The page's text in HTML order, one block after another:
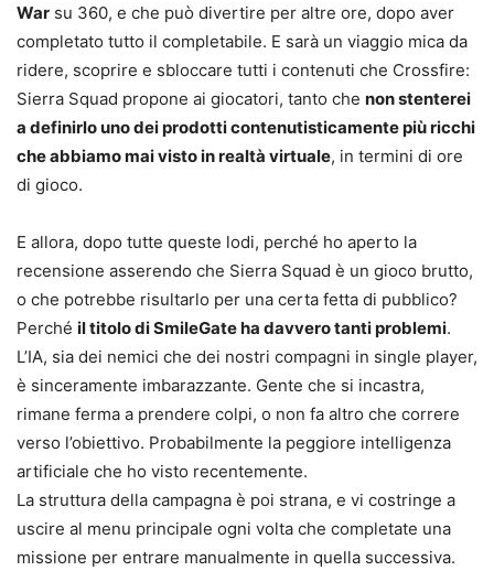
War su 360, e che può divertire per altre ore, dopo aver
completato tutto il completabile. E sarà un viaggio mica da
ridere, scoprire e sbloccare tutti i contenuti che Crossfire:
Sierra Squad propone ai giocatori, tanto che non stenterei
a definirlo uno dei prodotti contenutisticamente più ricchi
che abbiamo mai visto in realtà virtuale, in termini di ore
di gioco.
E allora, dopo tutte queste lodi, perché ho aperto la
recensione asserendo che Sierra Squad è un gioco brutto,
o che potrebbe risultarlo per una certa fetta di pubblico?
Perché il titolo di SmileGate ha davvero tanti problemi.
L’IA, sia dei nemici che dei nostri compagni in single player,
è sinceramente imbarazzante. Gente che si incastra,
rimane ferma a prendere colpi, o non fa altro che correre
verso l’obiettivo. Probabilmente la peggiore intelligenza
artificiale che ho visto recentemente.
La struttura della campagna è poi strana, e vi costringe a
uscire al menu principale ogni volta che completate una
missione per entrare manualmente in quella successiva.